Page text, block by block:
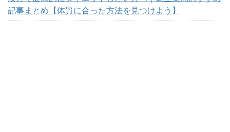
記事まとめ【体質に合った方法を見つけよう】